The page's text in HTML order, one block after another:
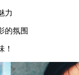
力
的氛围
！